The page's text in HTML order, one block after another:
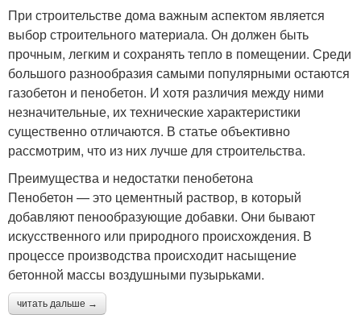
При строительстве дома важным аспектом является
выбор строительного материала. Он должен быть
прочным, легким и сохранять тепло в помещении. Среди
большого разнообразия самыми популярными остаются
газобетон и пенобетон. И хотя различия между ними
незначительные, их технические характеристики
существенно отличаются. В статье объективно
рассмотрим, что из них лучше для строительства.
Преимущества и недостатки пенобетона
Пенобетон — это цементный раствор, в который
добавляют пенообразующие добавки. Они бывают
искусственного или природного происхождения. В
процессе производства происходит насыщение
бетонной массы воздушными пузырьками.
читать дальше →